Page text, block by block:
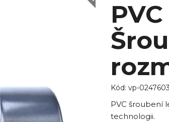
Kód: vp-
PVC šroubení
technologii.